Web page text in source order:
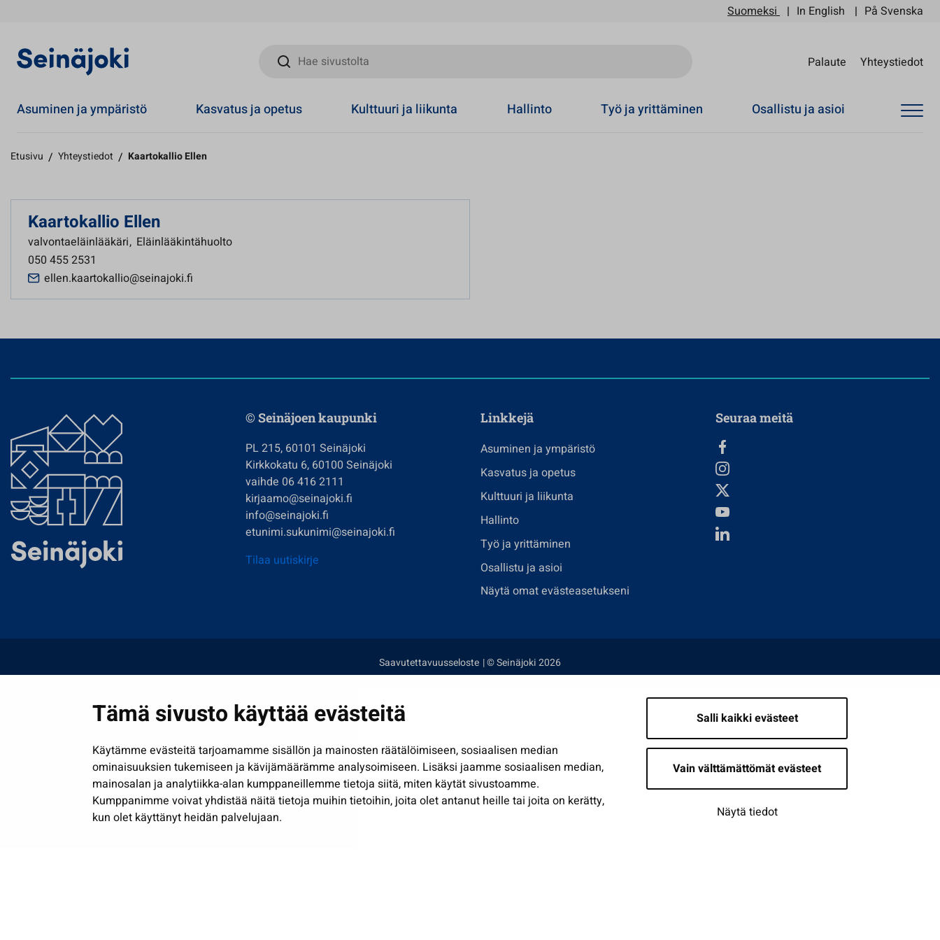
Tämä sivusto käyttää evästeitä
Käytämme evästeitä tarjoamamme sisällön ja mainosten räätälöimiseen, sosiaalisen median
ominaisuuksien tukemiseen ja kävijämäärämme analysoimiseen. Lisäksi jaamme sosiaalisen median,
mainosalan ja analytiikka-alan kumppaneillemme tietoja siitä, miten käytät sivustoamme.
Kumppanimme voivat yhdistää näitä tietoja muihin tietoihin, joita olet antanut heille tai joita on kerätty,
kun olet käyttänyt heidän palvelujaan.
Salli kaikki evästeet
Vain välttämättömät evästeet
Näytä tiedot
Suomeksi In English På Svenska
Hae sivustolta
Palaute Yhteystiedot
Asuminen ja ympäristö Kasvatus ja opetus Kulttuuri ja liikunta Hallinto Työ ja yrittäminen Osallistu ja asioi
Etusivu / Yhteystiedot / Kaartokallio Ellen
Kaartokallio Ellen
valvontaeläinlääkäri, Eläinlääkintähuolto
050 455 2531
ellen.kaartokallio@seinajoki.fi
© Seinäjoen kaupunki
PL 215, 60101 Seinäjoki
Kirkkokatu 6, 60100 Seinäjoki
vaihde 06 416 2111
kirjaamo@seinajoki.fi
info@seinajoki.fi
etunimi.sukunimi@seinajoki.fi
Tilaa uutiskirje
Linkkejä
Asuminen ja ympäristö
Kasvatus ja opetus
Kulttuuri ja liikunta
Hallinto
Työ ja yrittäminen
Osallistu ja asioi
Näytä omat evästeasetukseni
Seuraa meitä
Saavutettavuusseloste | © Seinäjoki 2026